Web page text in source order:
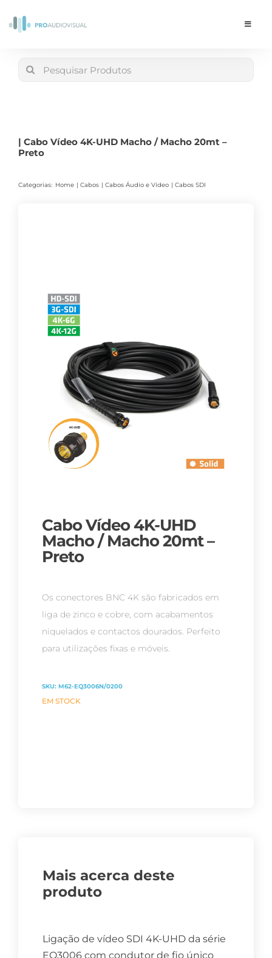
Toggle
Search
| Cabo Vídeo 4K-UHD Macho / Macho 20mt –
Preto
Categorias: Home Cabos Cabos Áudio e Vídeo Cabos SDI
Cabo Vídeo 4K-UHD
Macho / Macho 20mt –
Preto
Os conectores BNC 4K são fabricados em
liga de zinco e cobre, com acabamentos
niquelados e contactos dourados. Perfeito
para utilizações fixas e móveis.
SKU: M62-EQ3006N/0200
EM STOCK
Mais acerca deste
produto
Ligação de vídeo SDI 4K-UHD da série
EQ3006 com condutor de fio único